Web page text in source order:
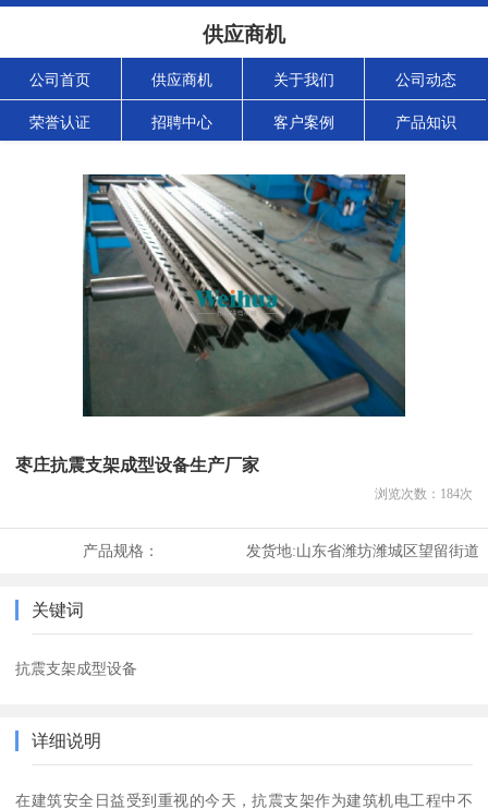
供应商机
公司首页 供应商机 关于我们 公司动态
荣誉认证 招聘中心 客户案例 产品知识
枣庄抗震支架成型设备生产厂家
浏览次数： 184次
产品规格： 发货地:山东省潍坊潍城区望留街道
关键词
抗震支架成型设备
详细说明
在建筑安全日益受到重视的今天，抗震支架作为建筑机电工程中不